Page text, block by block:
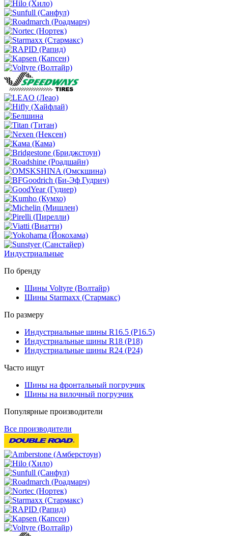
Индустриальные
По бренду
Шины Voltyre (Волтайр)
Шины Starmaxx (Стармакс)
По размеру
Индустриальные шины R16.5 (Р16.5)
Индустриальные шины R18 (Р18)
Индустриальные шины R24 (Р24)
Часто ищут
Шины на фронтальный погрузчик
Шины на вилочный погрузчик
Популярные производители
Все производители